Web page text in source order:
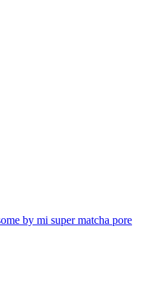
by mi super matcha pore